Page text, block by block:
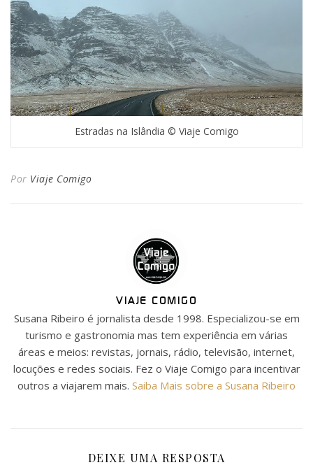
Estradas na Islândia © Viaje Comigo
Por Viaje Comigo
VIAJE COMIGO
Susana Ribeiro é jornalista desde 1998. Especializou-se em
turismo e gastronomia mas tem experiência em várias
áreas e meios: revistas, jornais, rádio, televisão, internet,
locuções e redes sociais. Fez o Viaje Comigo para incentivar
outros a viajarem mais. Saiba Mais sobre a Susana Ribeiro
DEIXE UMA RESPOSTA